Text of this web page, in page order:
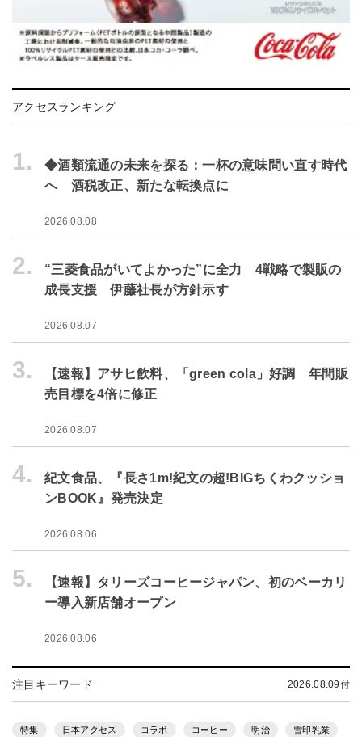
アクセスランキング
1.
◆酒類流通の未来を探る：一杯の意味問い直す時代
へ 酒税改正、新たな転換点に
2026.08.08
2.
“三菱食品がいてよかった”に全力 4戦略で製販の
成長支援 伊藤社長が方針示す
2026.08.07
3.
【速報】アサヒ飲料、「green cola」好調 年間販
売目標を4倍に修正
2026.08.07
4.
紀文食品、『長さ1m!紀文の超!BIGちくわクッショ
ンBOOK』発売決定
2026.08.06
5.
【速報】タリーズコーヒージャパン、初のベーカリ
ー導入新店舗オープン
2026.08.06
注目キーワード 2026.08.09付
特集 日本アクセス コラボ コーヒー 明治 雪印乳業